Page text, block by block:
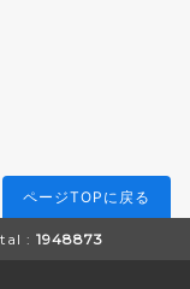
ページTOPに戻る
: 1948873